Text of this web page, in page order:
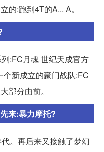
的:跑到4T的A... A。
:FC月魂 世纪天成官方
新成立的豪门战队:FC
部分由前。
来:暴力摩托?
。再后来又接触了梦幻